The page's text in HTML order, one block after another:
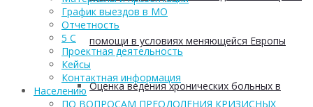
помощи в условиях меняющейся Европы
Оценка ведения хронических больных в
График выездов в МО
Отчетность
5 С
Проектная деятельность
Кейсы
Контактная информация
Населению
ПО ВОПРОСАМ ПРЕОДОЛЕНИЯ КРИЗИСНЫХ